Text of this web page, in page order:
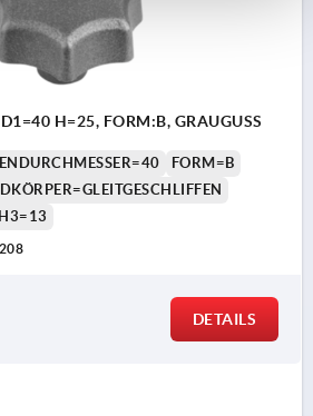
H=25, FORM:B, GRAUGUSS
FORM=B
H3=13
DETAILS